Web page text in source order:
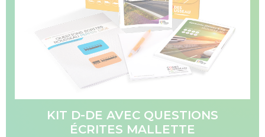
KIT D-DE AVEC QUESTIONS
ÉCRITES MALLETTE